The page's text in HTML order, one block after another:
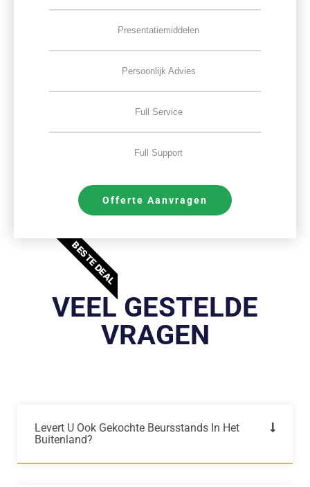
Presentatiemiddelen
Persoonlijk Advies
Full Service
Full Support
Offerte Aanvragen
BESTE DEAL
VEEL GESTELDE
VRAGEN
Levert U Ook Gekochte Beursstands In Het
Buitenland?